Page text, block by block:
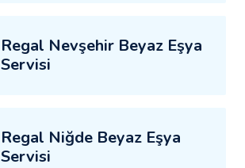
Regal Nevşehir Beyaz Eşya
Servisi
Regal Niğde Beyaz Eşya
Servisi